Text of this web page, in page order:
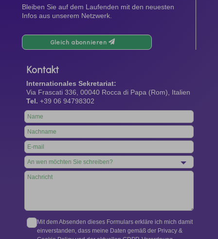
Bleiben Sie auf dem Laufenden mit den neuesten
Infos aus unserem Netzwerk.
Gleich abonnieren
Kontakt
Internationales Sekretariat:
Via Frascati 336, 00040 Rocca di Papa (Rom), Italien
Tel. +39 06 94798302
Leave
this
field
blank
Mit dem Absenden dieses Formulars erkläre ich mich damit
einverstanden, dass meine Daten gemäß der Privacy &